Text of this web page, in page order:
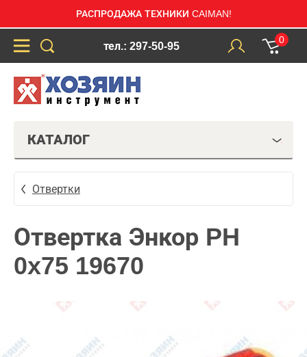
РАСПРОДАЖА ТЕХНИКИ CAIMAN!
тел.: 297-50-95
0
КАТАЛОГ
Отвертки
Отвертка Энкор PH
0x75 19670